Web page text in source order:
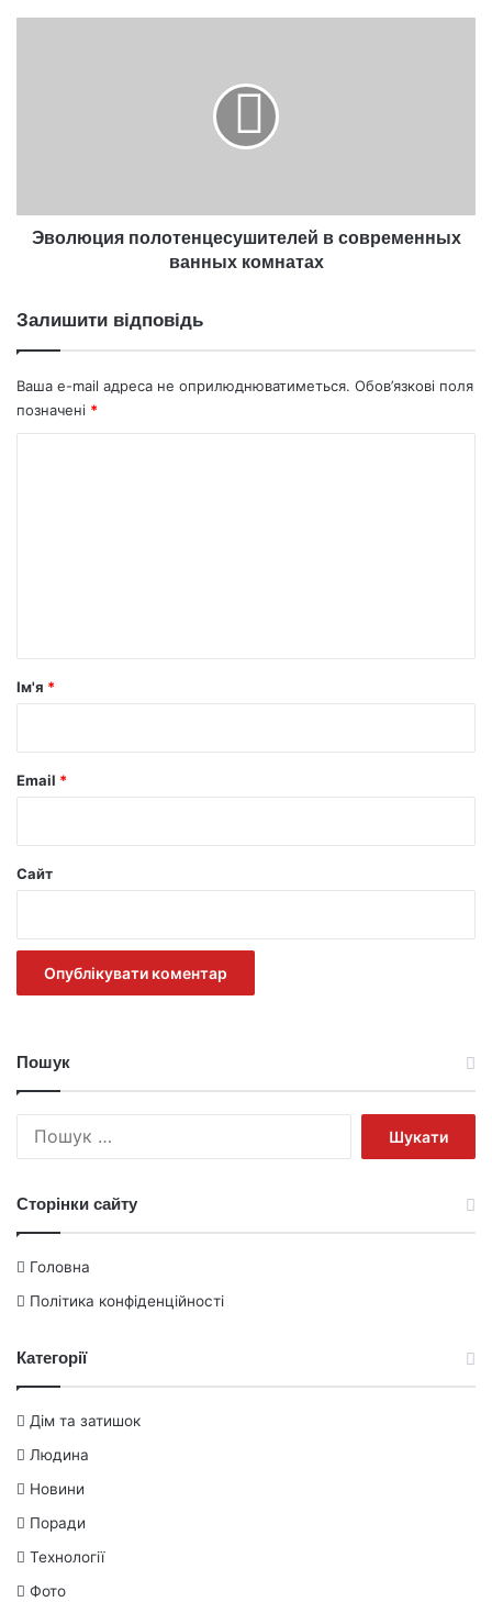
Эволюция полотенцесушителей в современных
ванных комнатах
Залишити відповідь
Ваша e-mail адреса не оприлюднюватиметься. Обов’язкові поля
позначені *
рІм'я *
Email *
Сайт
Пошук
Сторінки сайту
Головна
Політика конфіденційності
Категорії
Дім та затишок
Людина
Новини
Поради
Технології
Фото